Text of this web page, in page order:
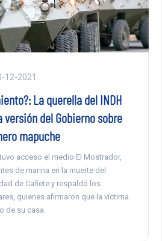
12-2021
La querella del INDH
versión del Gobierno sobre
mapuche
acceso el medio El Mostrador,
de marina en la muerte del
de Cañete y respaldó los
quienes afirmaron que la víctima
de su casa.